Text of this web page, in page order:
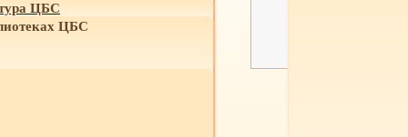
ЦБС
ЦБС